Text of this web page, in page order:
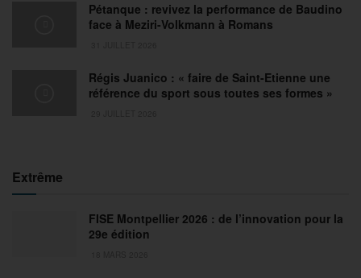
Pétanque : revivez la performance de Baudino
face à Meziri-Volkmann à Romans
Régis Juanico : « faire de Saint-Etienne une
référence du sport sous toutes ses formes »
Extrême
FISE Montpellier 2026 : de l’innovation pour la
29e édition